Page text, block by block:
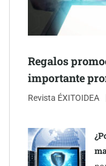
inmobiliarios: hasta
Gestoría Online reduce
Regalos
importante
Revista ÉXITOIDEA